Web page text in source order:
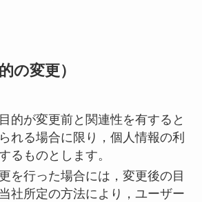
の変更）
的が変更前と関連性を有すると
れる場合に限り，個人情報の利
るものとします。
を行った場合には，変更後の目
社所定の方法により，ユーザー